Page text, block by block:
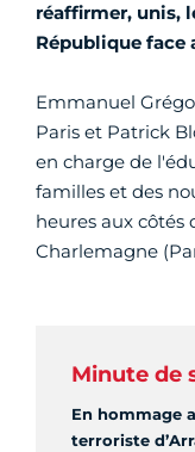
réaffirmer, unis,
République face
Emmanuel
Paris et Patrick
en charge de
familles et des
heures aux côtés
Charlemagne
Minute de
En hommage
terroriste